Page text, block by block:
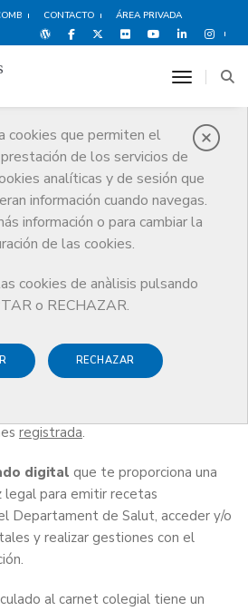
CONTACTO ÁREA PRIVADA
cookies que permiten el
de los servicios de
analíticas y de sesión que
información cuando navegas.
información o para cambiar la
de las cookies.
cookies de anàlisis pulsando
o RECHAZAR.
RECHAZAR
toggle
Carnet colegial / certificado digital
/ certificado
registrada.
digital que te proporciona una
para emitir recetas
Departament de Salut, acceder y/o
y realizar gestiones con el
al carnet colegial tiene un